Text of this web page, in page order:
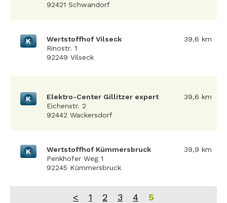
92421 Schwandorf
K
Wertstoffhof Vilseck
Rinostr. 1
92249 Vilseck
39,6 km
K
Elektro-Center Gillitzer expert
Eichenstr. 2
92442 Wackersdorf
39,6 km
K
Wertstoffhof Kümmersbruck
Penkhofer Weg 1
92245 Kümmersbruck
39,9 km
< 1 2 3 4 5